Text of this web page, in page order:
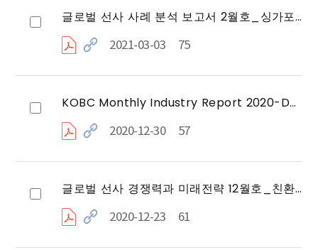
글로벌 선사 사례 분석 보고서 2월호_싱가포르 국적선사, PIL의 위기
2021-03-03 75
KOBC Monthly Industry Report 2020-Dec
2020-12-30 57
글로벌 선사 경쟁력과 미래전략 12월호_친환경·LNG 시대를 이끄는 베테랑 선사 `Teekay LNG Partners`
2020-12-23 61